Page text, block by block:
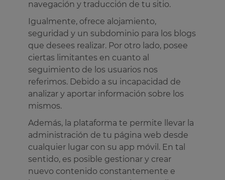
navegación y traducción de tu sitio.
Igualmente, ofrece alojamiento,
seguridad y un subdominio para los blogs
que desees realizar. Por otro lado, posee
ciertas limitantes en cuanto al
seguimiento de los usuarios nos
referimos. Debido a su incapacidad de
analizar y aportar información sobre los
mismos.
Además, la plataforma te permite llevar la
administración de tu página web desde
cualquier lugar con su app móvil. En tal
sentido, es posible gestionar y crear
nuevo contenido constantemente e